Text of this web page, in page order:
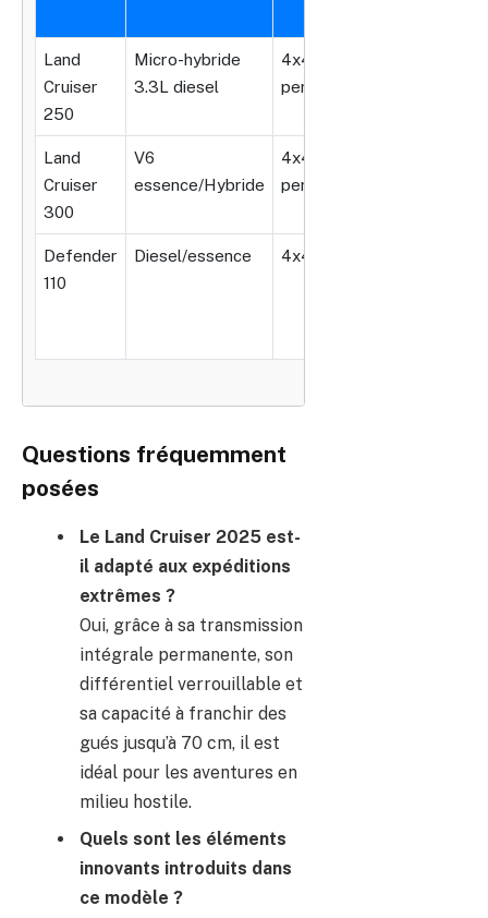
Land
Cruiser
250
Micro-hybride
3.3L diesel
4x4
permanente
Land
Cruiser
300
V6
essence/Hybride
4x4
permanente
Defender
110
Diesel/essence 4x4
Questions fréquemment
posées
Le Land Cruiser 2025 est-
il adapté aux expéditions
extrêmes ?
Oui, grâce à sa transmission
intégrale permanente, son
différentiel verrouillable et
sa capacité à franchir des
gués jusqu’à 70 cm, il est
idéal pour les aventures en
milieu hostile.
Quels sont les éléments
innovants introduits dans
ce modèle ?